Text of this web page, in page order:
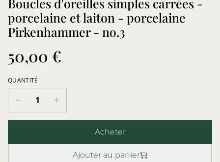
porcelaine et laiton - porcelaine
Pirkenhammer - no.3
50,00 €
QUANTITÉ
Acheter
Ajouter au panier